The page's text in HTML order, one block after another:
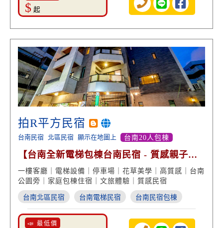
$ 起
拍R平方民宿
台南民宿 北區民宿 顯示在地圖上 台南20人包棟
【台南全新電梯包棟台南民宿 - 質感親子文
旅】
一樓客廳｜電梯設備｜停車場｜花草美學｜高質感｜台南
公園旁｜家庭包棟住宿｜文旅體驗｜質感民宿
台南北區民宿 台南電梯民宿 台南民宿包棟
📣 最低價